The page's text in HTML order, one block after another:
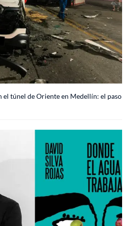
el túnel de Oriente en Medellín: el paso